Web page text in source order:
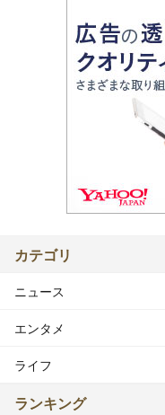
カテゴリ
ニュース
エンタメ
ライフ
ランキング